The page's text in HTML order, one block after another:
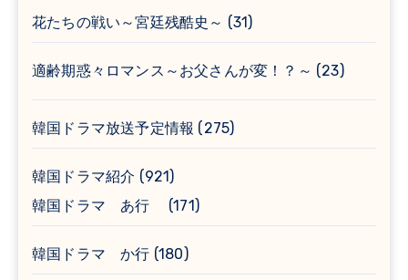
花たちの戦い～宮廷残酷史～ (31)
適齢期惑々ロマンス～お父さんが変！？～ (23)
韓国ドラマ放送予定情報 (275)
韓国ドラマ紹介 (921)
韓国ドラマ あ行
(171)
韓国ドラマ か行 (180)